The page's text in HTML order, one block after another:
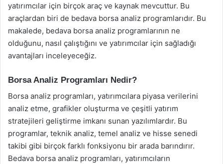
yatırımcılar için birçok araç ve kaynak mevcuttur. Bu
araçlardan biri de bedava borsa analiz programlarıdır. Bu
makalede, bedava borsa analiz programlarının ne
olduğunu, nasıl çalıştığını ve yatırımcılar için sağladığı
avantajları inceleyeceğiz.
Borsa Analiz Programları Nedir?
Borsa analiz programları, yatırımcılara piyasa verilerini
analiz etme, grafikler oluşturma ve çeşitli yatırım
stratejileri geliştirme imkanı sunan yazılımlardır. Bu
programlar, teknik analiz, temel analiz ve hisse senedi
takibi gibi birçok farklı fonksiyonu bir arada barındırır.
Bedava borsa analiz programları, yatırımcıların